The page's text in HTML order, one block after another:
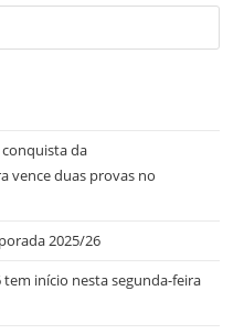
da
vence duas provas no
2025/26
início nesta segunda-feira